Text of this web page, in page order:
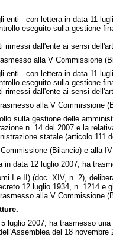
enti - con lettera in data 11
eseguito sulla gestione
dall'ente ai sensi
alla V Commissione
enti - con lettera in data 11
eseguito sulla gestione
dall'ente ai sensi
alla V Commissione
sulla gestione delle
n. 14 del 2007 e la
statale (articolo 111
(Bilancio) e alla
in data 12 luglio 2007, ha
I e II) (doc. XIV, n. 2),
12 luglio 1934, n. 1214 e
alla V Commissione
luglio 2007, ha trasmesso
del 18